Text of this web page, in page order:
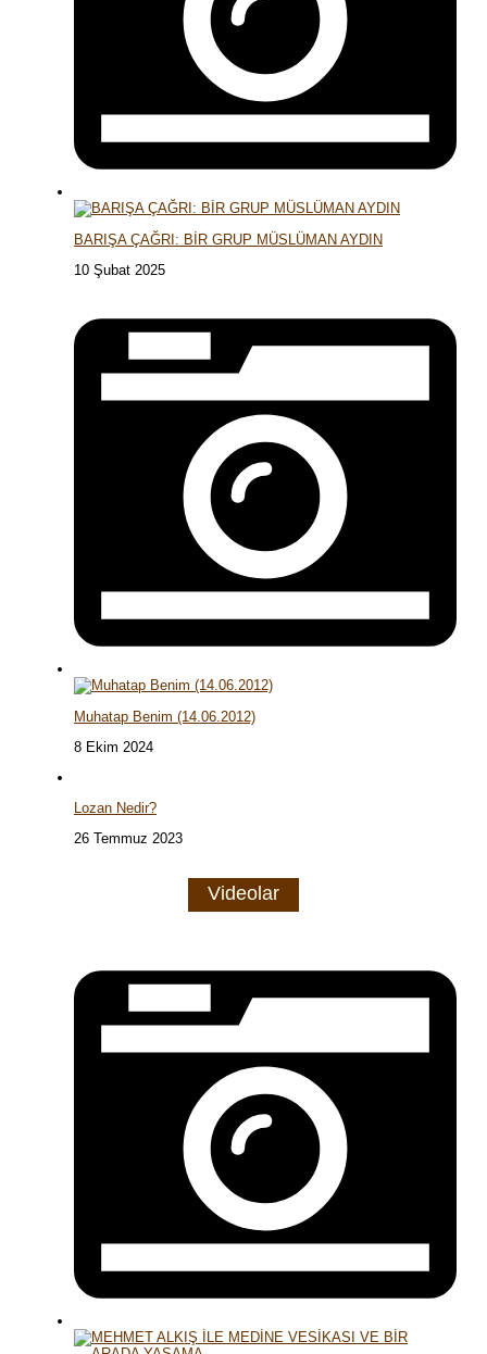
BARIŞA ÇAĞRI: BİR GRUP MÜSLÜMAN AYDIN
10 Şubat 2025
Muhatap Benim (14.06.2012)
8 Ekim 2024
Lozan Nedir?
26 Temmuz 2023
Videolar